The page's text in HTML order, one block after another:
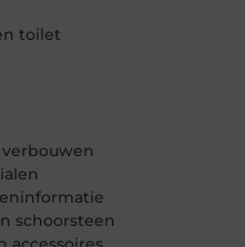
toilet
schoorsteen